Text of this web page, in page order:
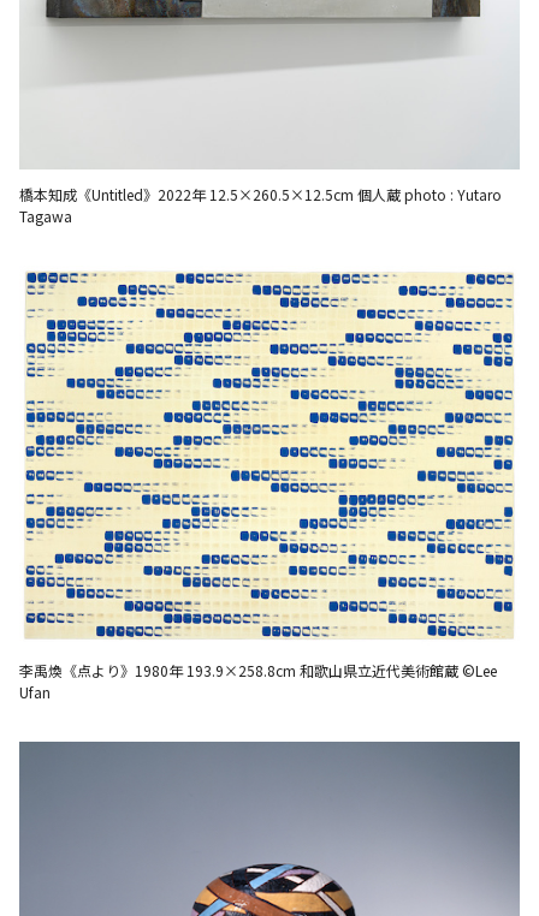
橋本知成《Untitled》2022年 12.5×260.5×12.5cm 個人蔵 photo : Yutaro
Tagawa
李禹煥《点より》1980年 193.9×258.8cm 和歌山県立近代美術館蔵 ©Lee
Ufan